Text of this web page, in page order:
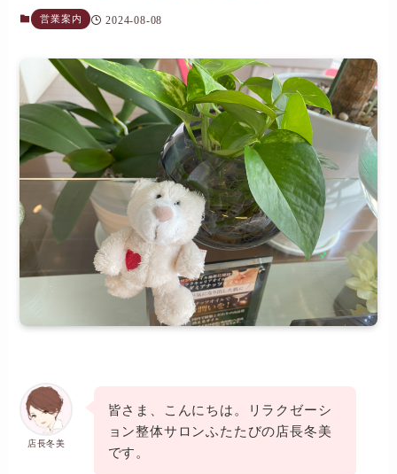
営業案内 2024-08-08
店長冬美
皆さま、こんにちは。リラクゼーシ
ョン整体サロンふたたびの店長冬美
です。